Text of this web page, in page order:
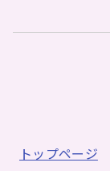
トップページ